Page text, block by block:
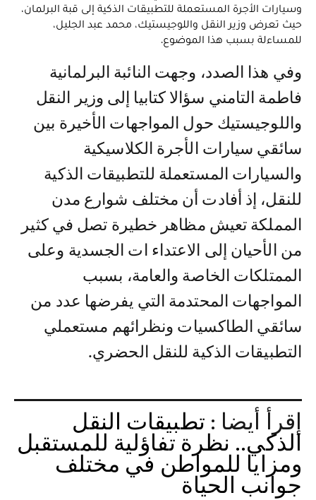
وسيارات الأجرة المستعملة للتطبيقات الذكية إلى قبة البرلمان،
حيث تعرض وزير النقل واللوجيستيك، محمد عبد الجليل،
للمساءلة بسبب هذا الموضوع.
وفي هذا الصدد، وجهت النائبة البرلمانية
فاطمة التامني سؤالا كتابيا إلى وزير النقل
واللوجيستيك حول المواجهات الأخيرة بين
سائقي سيارات الأجرة الكلاسيكية
والسيارات المستعملة للتطبيقات الذكية
للنقل، إذ أفادت أن مختلف شوارع مدن
المملكة تعيش مظاهر خطيرة تصل في كثير
من الأحيان إلى الاعتداء ات الجسدية وعلى
الممتلكات الخاصة والعامة، بسبب
المواجهات المحتدمة التي يفرضها عدد من
سائقي الطاكسيات ونظرائهم مستعملي
التطبيقات الذكية للنقل الحضري.
إقرأ أيضا : تطبيقات النقل
الذكي.. نظرة تفاؤلية للمستقبل
ومزايا للمواطن في مختلف
جوانب الحياة